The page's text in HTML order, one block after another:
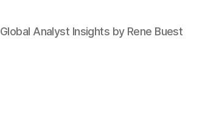
Global Analyst Insights by Rene Buest